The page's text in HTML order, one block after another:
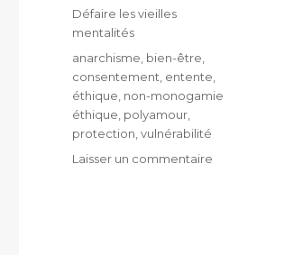
Catégories
Défaire les vieilles
mentalités
Étiquettes
anarchisme bien-être
consentement entente
éthique non-monogamie
éthique polyamour
protection ,vulnérabilité
Laisser un commentaire